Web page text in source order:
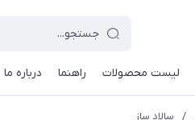
لیست محصولات راهنما درباره ما
/ سالاد ساز